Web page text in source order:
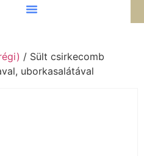
/ Sült csirkecomb
uborkasalátával